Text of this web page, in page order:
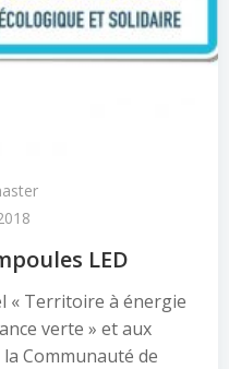
LED
« Territoire à énergie
verte » et aux
Communauté de